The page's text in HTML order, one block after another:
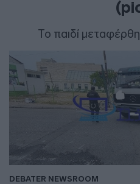
Το παιδί
DEBATER NEWSROOM